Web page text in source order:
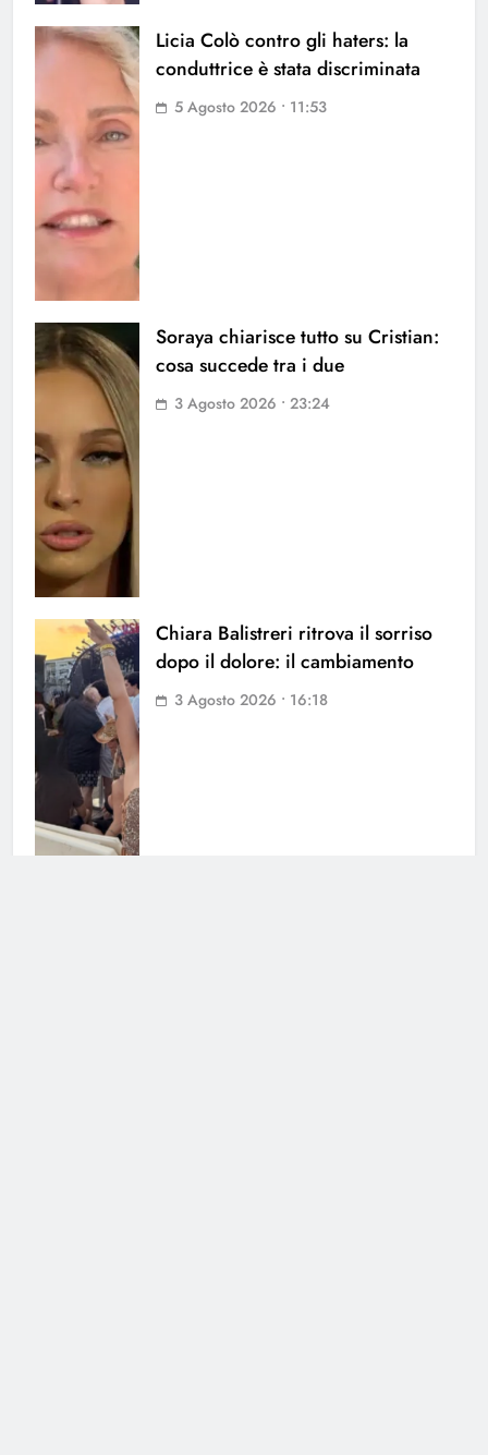
Licia Colò contro gli haters: la
conduttrice è stata discriminata
5 Agosto 2026 • 11:53
Soraya chiarisce tutto su Cristian:
cosa succede tra i due
3 Agosto 2026 • 23:24
Chiara Balistreri ritrova il sorriso
dopo il dolore: il cambiamento
3 Agosto 2026 • 16:18